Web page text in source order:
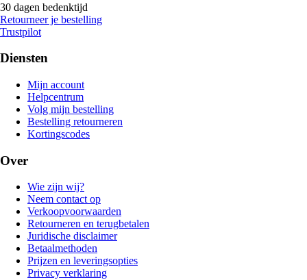
30 dagen bedenktijd
Retourneer je bestelling
Trustpilot
Diensten
Mijn account
Helpcentrum
Volg mijn bestelling
Bestelling retourneren
Kortingscodes
Over
Wie zijn wij?
Neem contact op
Verkoopvoorwaarden
Retourneren en terugbetalen
Juridische disclaimer
Betaalmethoden
Prijzen en leveringsopties
Privacy verklaring